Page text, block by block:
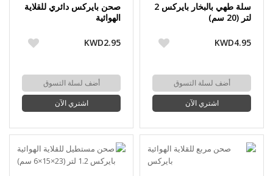
سلة طهي بالبخار بايركس 2
لتر (20 سم)
KWD4.95
أضف لسلة التسوق
اشتري الآن
صحن بايركس دائري للقلاية
الهوائية
KWD2.95
أضف لسلة التسوق
اشتري الآن